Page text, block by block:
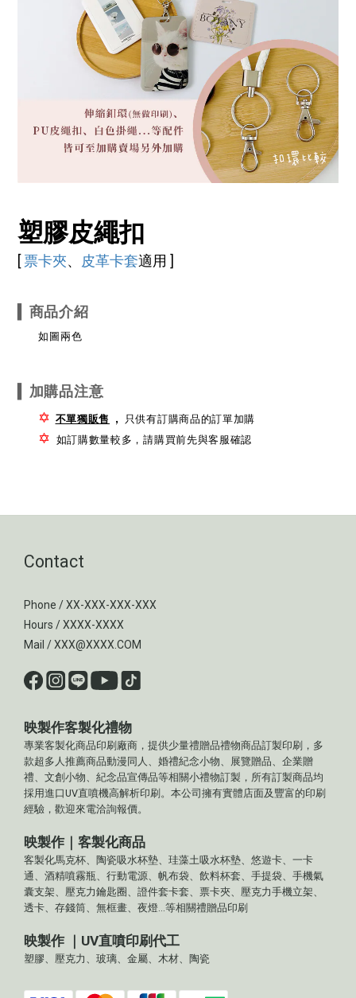
塑膠皮繩扣
[ 票卡夾、 皮革卡套適用 ]
商品介紹
如圖兩色
加購品注意
✡ 不單獨販售 ， 只供有訂購商品的訂單加購
✡ 如訂購數量較多，請購買前先與客服確認
Contact
Phone / XX-XXX-XXX-XXX
Hours / XXXX-XXXX
Mail / XXX@XXXX.COM
映製作客製化禮物
專業客製化商品印刷廠商，提供少量禮贈品禮物商品訂製印刷，多
款超多人推薦商品動漫同人、婚禮紀念小物、展覽贈品、企業贈
禮、文創小物、紀念品宣傳品等相關小禮物訂製，所有訂製商品均
採用進口UV直噴機高解析印刷。本公司擁有實體店面及豐富的印刷
經驗，歡迎來電洽詢報價。
映製作｜客製化商品
客製化馬克杯、陶瓷吸水杯墊、珪藻土吸水杯墊、悠遊卡、一卡
通、酒精噴霧瓶、行動電源、帆布袋、飲料杯套、手提袋、手機氣
囊支架、壓克力鑰匙圈、證件套卡套、票卡夾、壓克力手機立架、
透卡、存錢筒、無框畫、夜燈...等相關禮贈品印刷
映製作 ｜UV直噴印刷代工
塑膠、壓克力、玻璃、金屬、木材、陶瓷